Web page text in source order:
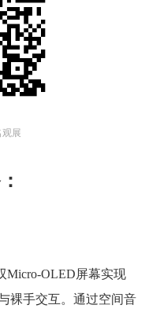
展
Micro-OLED屏幕实现
裸手交互。通过空间音